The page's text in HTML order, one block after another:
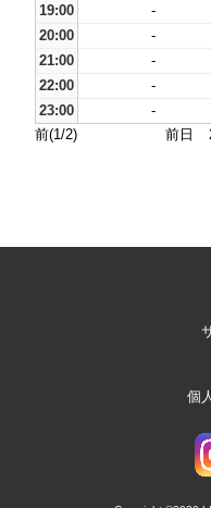
19:00
-
20:00
-
21:00
-
22:00
-
23:00
-
前(1/2)
前日
個